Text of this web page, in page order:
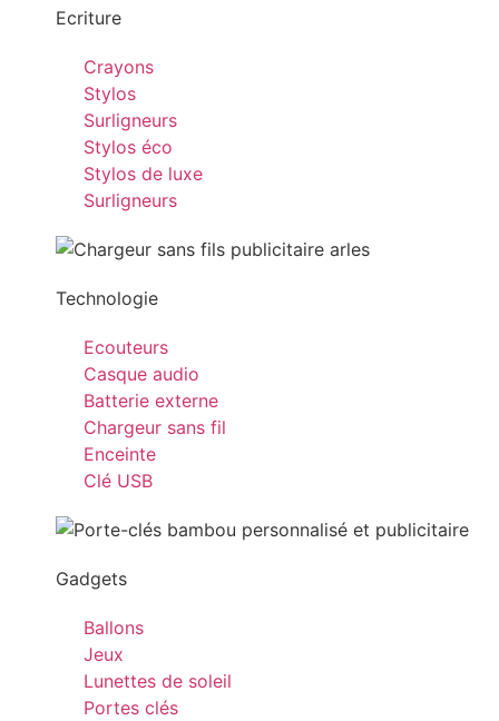
Ecriture
Crayons
Stylos
Surligneurs
Stylos éco
Stylos de luxe
Surligneurs
Technologie
Ecouteurs
Casque audio
Batterie externe
Chargeur sans fil
Enceinte
Clé USB
Gadgets
Ballons
Jeux
Lunettes de soleil
Portes clés